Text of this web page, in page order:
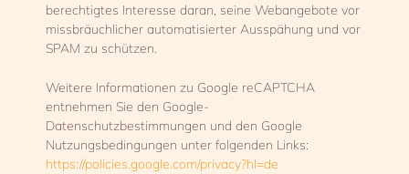
berechtigtes Interesse daran, seine Webangebote vor
missbräuchlicher automatisierter Ausspähung und vor
SPAM zu schützen.
Weitere Informationen zu Google reCAPTCHA
entnehmen Sie den Google-
Datenschutzbestimmungen und den Google
Nutzungsbedingungen unter folgenden Links:
https://policies.google.com/privacy?hl=de